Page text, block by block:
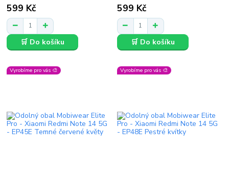
599 Kč
🛒 Do košíku
599 Kč
🛒 Do košíku
Vyrobíme pro vás 🎨 Vyrobíme pro vás 🎨